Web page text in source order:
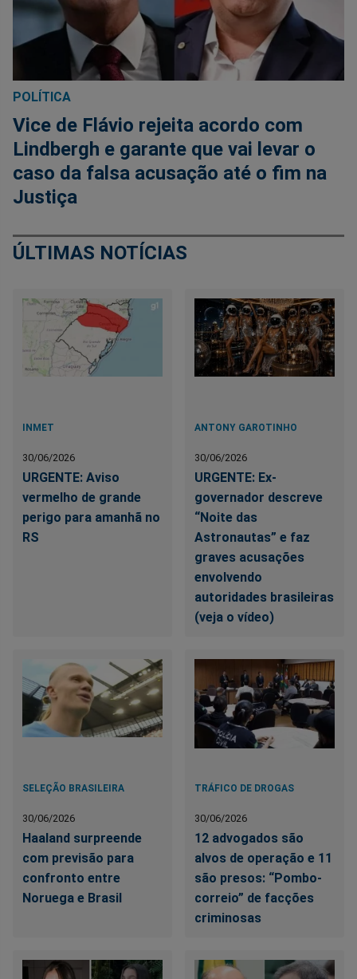
POLÍTICA
Vice de Flávio rejeita acordo com
Lindbergh e garante que vai levar o
caso da falsa acusação até o fim na
Justiça
ÚLTIMAS NOTÍCIAS
INMET
30/06/2026
URGENTE: Aviso
vermelho de grande
perigo para amanhã no
RS
ANTONY GAROTINHO
30/06/2026
URGENTE: Ex-
governador descreve
“Noite das
Astronautas” e faz
graves acusações
envolvendo
autoridades brasileiras
(veja o vídeo)
SELEÇÃO BRASILEIRA
30/06/2026
Haaland surpreende
com previsão para
confronto entre
Noruega e Brasil
TRÁFICO DE DROGAS
30/06/2026
12 advogados são
alvos de operação e 11
são presos: “Pombo-
correio” de facções
criminosas